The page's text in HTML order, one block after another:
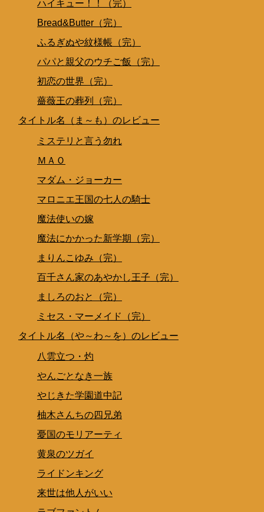
ハイキュー！！（完）
Bread&Butter（完）
ふるぎぬや紋様帳（完）
パパと親父のウチご飯（完）
初恋の世界（完）
薔薇王の葬列（完）
タイトル名（ま～も）のレビュー
ミステリと言う勿れ
ＭＡＯ
マダム・ジョーカー
マロニエ王国の七人の騎士
魔法使いの嫁
魔法にかかった新学期（完）
まりんこゆみ（完）
百千さん家のあやかし王子（完）
ましろのおと（完）
ミセス・マーメイド（完）
タイトル名（や～わ～を）のレビュー
八雲立つ・灼
やんごとなき一族
やじきた学園道中記
柚木さんちの四兄弟
憂国のモリアーティ
黄泉のツガイ
ライドンキング
来世は他人がいい